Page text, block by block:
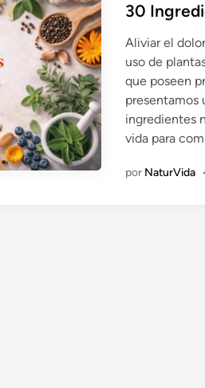
b
i
c
a
d
o
e
30
Aliviar el
uso de
que poseen
presentamos
ingredientes
vida para
por NaturVida •